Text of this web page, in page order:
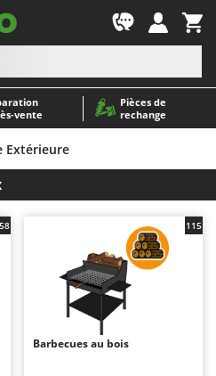
Pièces de
rechange
tondeuses autoportés
pour gazon
de terre pour tracteur
sur roues
Extérieure
Barbecues au bois
115